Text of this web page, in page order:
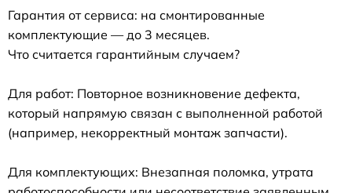
Гарантия от сервиса: на смонтированные
комплектующие — до 3 месяцев.
Что считается гарантийным случаем?
Для работ: Повторное возникновение дефекта,
который напрямую связан с выполненной работой
(например, некорректный монтаж запчасти).
Для комплектующих: Внезапная поломка, утрата